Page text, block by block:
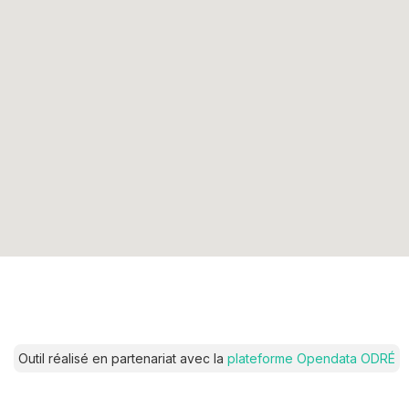
Outil réalisé en partenariat avec la plateforme Opendata ODRÉ